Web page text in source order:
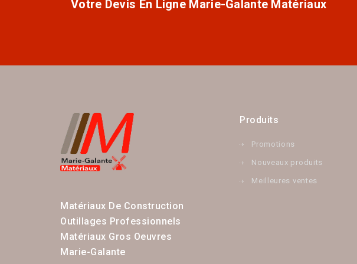
Votre Devis En Ligne Marie-Galante Matériaux
Matériaux De Construction
Outillages Professionnels
Matériaux Gros Oeuvres
Marie-Galante
Produits
Promotions
Nouveaux produits
Meilleures ventes